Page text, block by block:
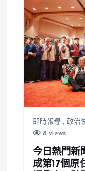
即時報導 , 政治
8 views
今日熱門新
成第17個原